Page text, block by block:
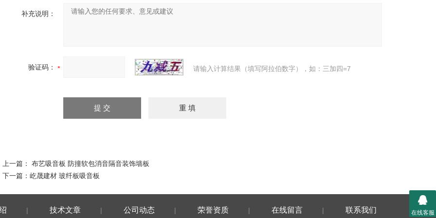
补充说明：
验证码： 请输入计算结果（填写阿拉伯数字），如：三加四=7
上一篇： 布艺吸音板 防撞软包消音隔音装饰墙板
下一篇： 屹晟建材 玻纤板吸音板
| 技术文章 | 公司动态 | 荣誉资质 | 在线留言 | 联系我们 在线客服